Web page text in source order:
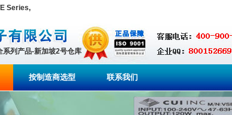
Series,
列产品-新加坡2号仓库
按制造商选型 联系我们